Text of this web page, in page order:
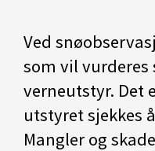
Ved
som vil vurderes
verneutstyr. Det
utstyret sjekkes
Mangler og